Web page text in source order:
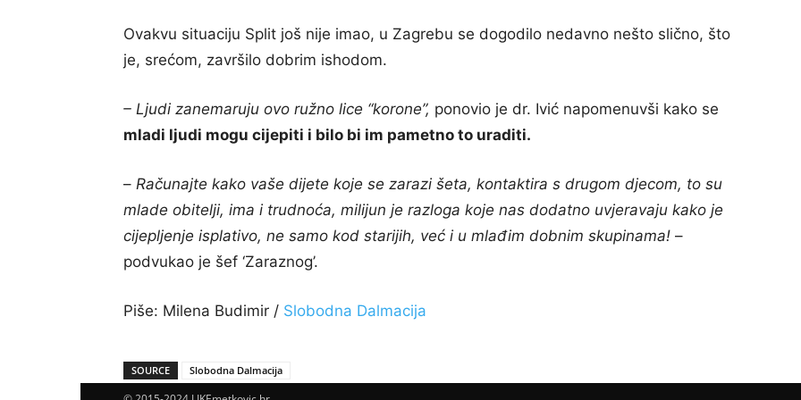
Ovakvu situaciju Split još nije imao, u Zagrebu se dogodilo nedavno nešto slično, što
je, srećom, završilo dobrim ishodom.
– Ljudi zanemaruju ovo ružno lice “korone”, ponovio je dr. Ivić napomenuvši kako se
mladi ljudi mogu cijepiti i bilo bi im pametno to uraditi.
– Računajte kako vaše dijete koje se zarazi šeta, kontaktira s drugom djecom, to su
mlade obitelji, ima i trudnoća, milijun je razloga koje nas dodatno uvjeravaju kako je
cijepljenje isplativo, ne samo kod starijih, već i u mlađim dobnim skupinama! –
podvukao je šef ‘Zaraznog’.
Piše: Milena Budimir / Slobodna Dalmacija
SOURCE Slobodna Dalmacija